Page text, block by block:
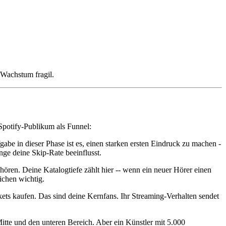
fragil.
Publikum als Funnel:
in dieser Phase ist es, einen starken ersten Eindruck zu machen -
deine Skip-Rate beeinflusst.
Deine Katalogtiefe zählt hier -- wenn ein neuer Hörer einen
wichtig.
kaufen. Das sind deine Kernfans. Ihr Streaming-Verhalten sendet
und den unteren Bereich. Aber ein Künstler mit 5.000